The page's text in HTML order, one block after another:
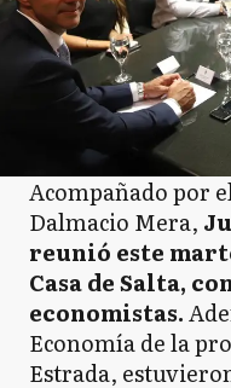
Acompañado por
Dalmacio Mera,
reunió este
Casa de Salta,
economistas.
Economía de la
Estrada,